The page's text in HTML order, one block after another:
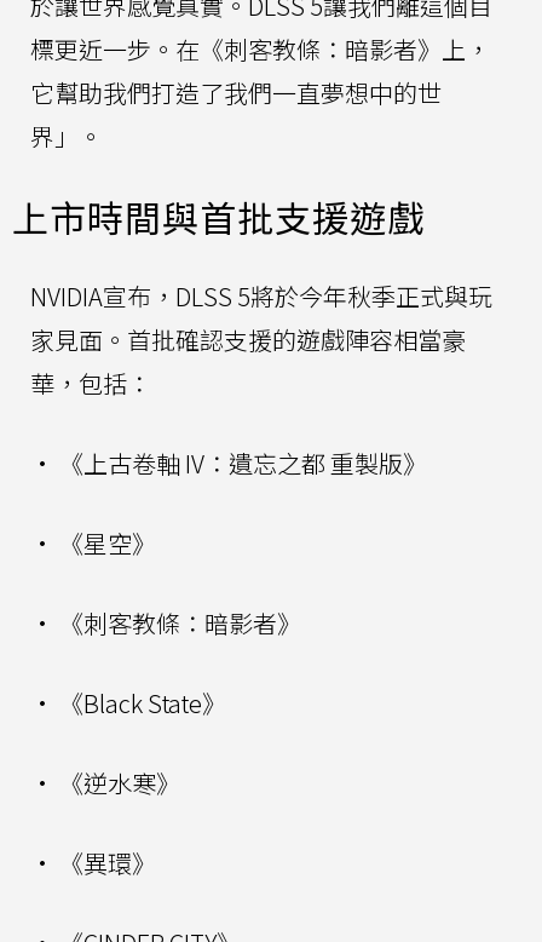
標更近一步。在《刺客教條：暗影者》上，
它幫助我們打造了我們一直夢想中的世
界」。
上市時間與首批支援遊戲
NVIDIA宣布，DLSS 5將於今年秋季正式與玩
家見面。首批確認支援的遊戲陣容相當豪
華，包括：
• 《上古卷軸 IV：遺忘之都 重製版》
• 《星空》
• 《刺客教條：暗影者》
• 《Black State》
• 《逆水寒》
• 《異環》